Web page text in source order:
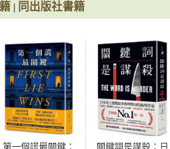
同出版社書籍
第一個謊最關鍵： 關鍵詞是謀殺：日